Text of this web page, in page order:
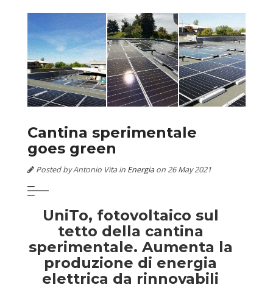
Cantina sperimentale
goes green
Posted by Antonio Vita in Energiaon 26 May 2021
UniTo, fotovoltaico sul
tetto della cantina
sperimentale. Aumenta la
produzione di energia
elettrica da rinnovabili